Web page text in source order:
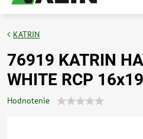
KATRIN
76919 KATRIN
WHITE RCP
Hodnotenie